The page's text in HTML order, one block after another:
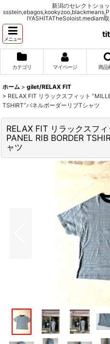
新潟のセレクトショ
IYASHITATheSoloist.mediam
メニュー
カテゴリ マイページ 商品
ホーム > gilet/RELAX FIT
> RELAX FIT リラックスフィット
TSHIRT”パネルボーダーリブTシャツ
RELAX FIT リラックスフ
PANEL RIB BORDER
ャツ